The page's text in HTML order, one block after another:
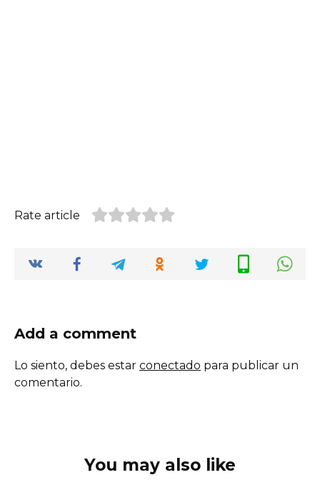
Rate article
Add a comment
Lo siento, debes estar conectado para publicar un
comentario.
You may also like